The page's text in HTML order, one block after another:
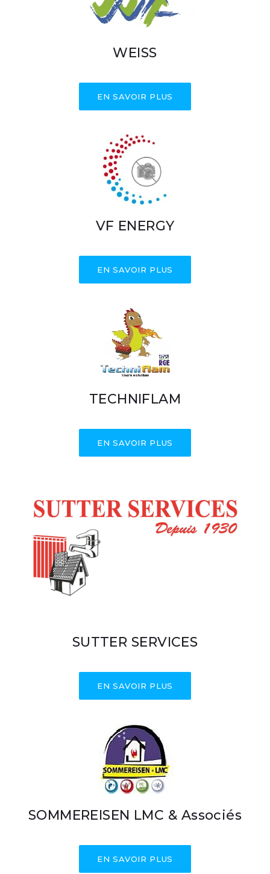
WEISS
EN SAVOIR PLUS
VF ENERGY
EN SAVOIR PLUS
TECHNIFLAM
EN SAVOIR PLUS
SUTTER SERVICES
EN SAVOIR PLUS
SOMMEREISEN LMC & Associés
EN SAVOIR PLUS